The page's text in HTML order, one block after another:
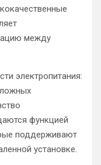
между
электропитания:
функцией
поддерживают
установке.